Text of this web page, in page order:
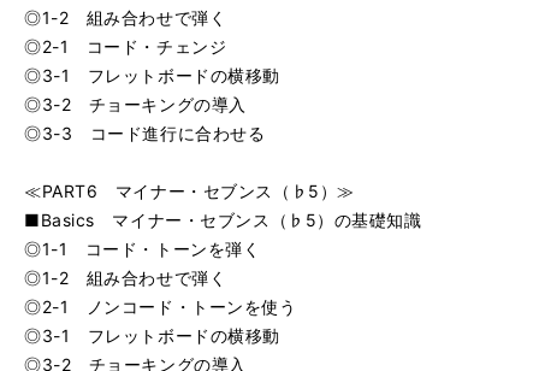
◎1-2 組み合わせで弾く
◎2-1 コード・チェンジ
◎3-1 フレットボードの横移動
◎3-2 チョーキングの導入
◎3-3 コード進行に合わせる
≪PART6 マイナー・セブンス（♭5）≫
■Basics マイナー・セブンス（♭5）の基礎知識
◎1-1 コード・トーンを弾く
◎1-2 組み合わせで弾く
◎2-1 ノンコード・トーンを使う
◎3-1 フレットボードの横移動
◎3-2 チョーキングの導入